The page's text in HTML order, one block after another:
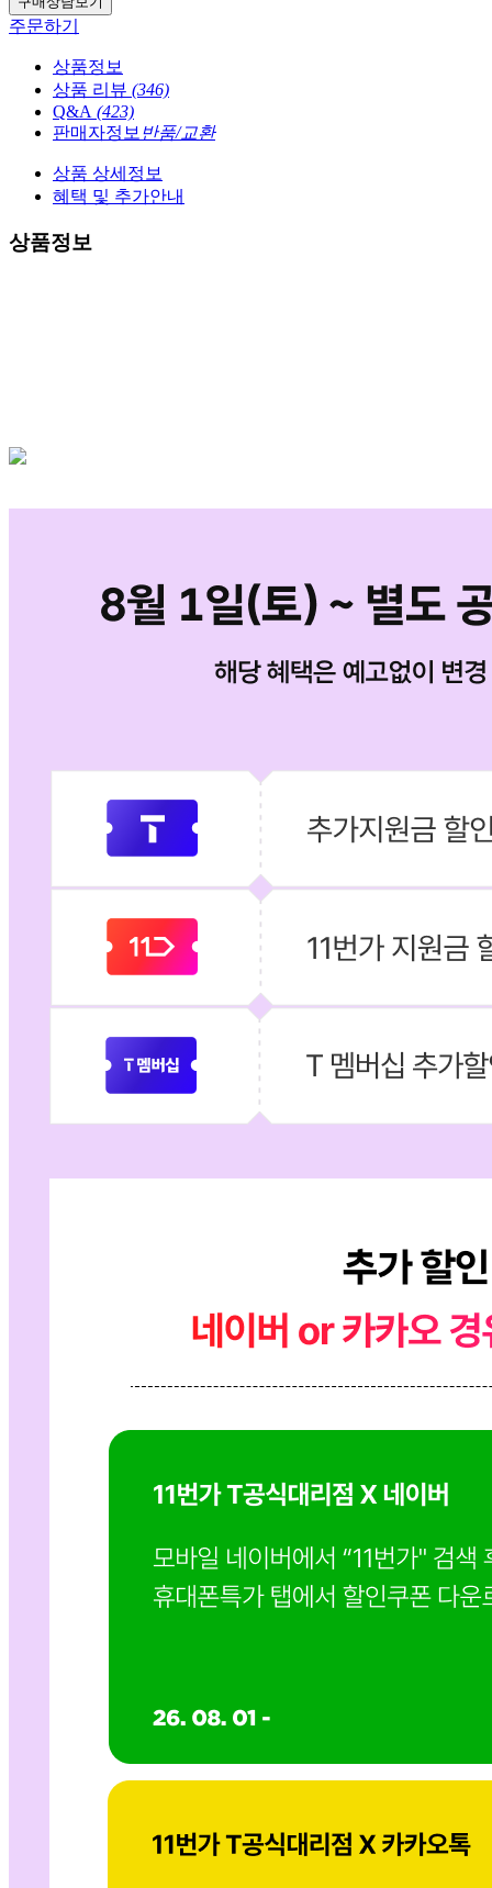
주문하기
상품정보
상품 리뷰 (346)
Q&A (423)
판매자정보 반품/교환
상품 상세정보
혜택 및 추가안내
상품정보